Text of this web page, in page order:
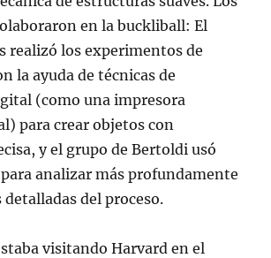
en la buckliball: El
realizó los experimentos de
la ayuda de técnicas de
(como una impresora
para crear objetos con
y el grupo de Bertoldi usó
analizar más profundamente
detalladas del proceso.
visitando Harvard en el